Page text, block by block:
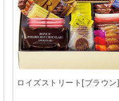
ロイズストリート[ブラウン]